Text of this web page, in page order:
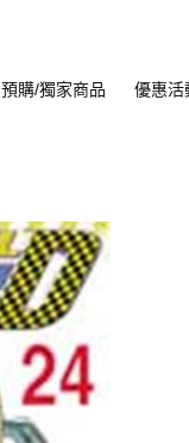
預購/獨家商品 優惠活